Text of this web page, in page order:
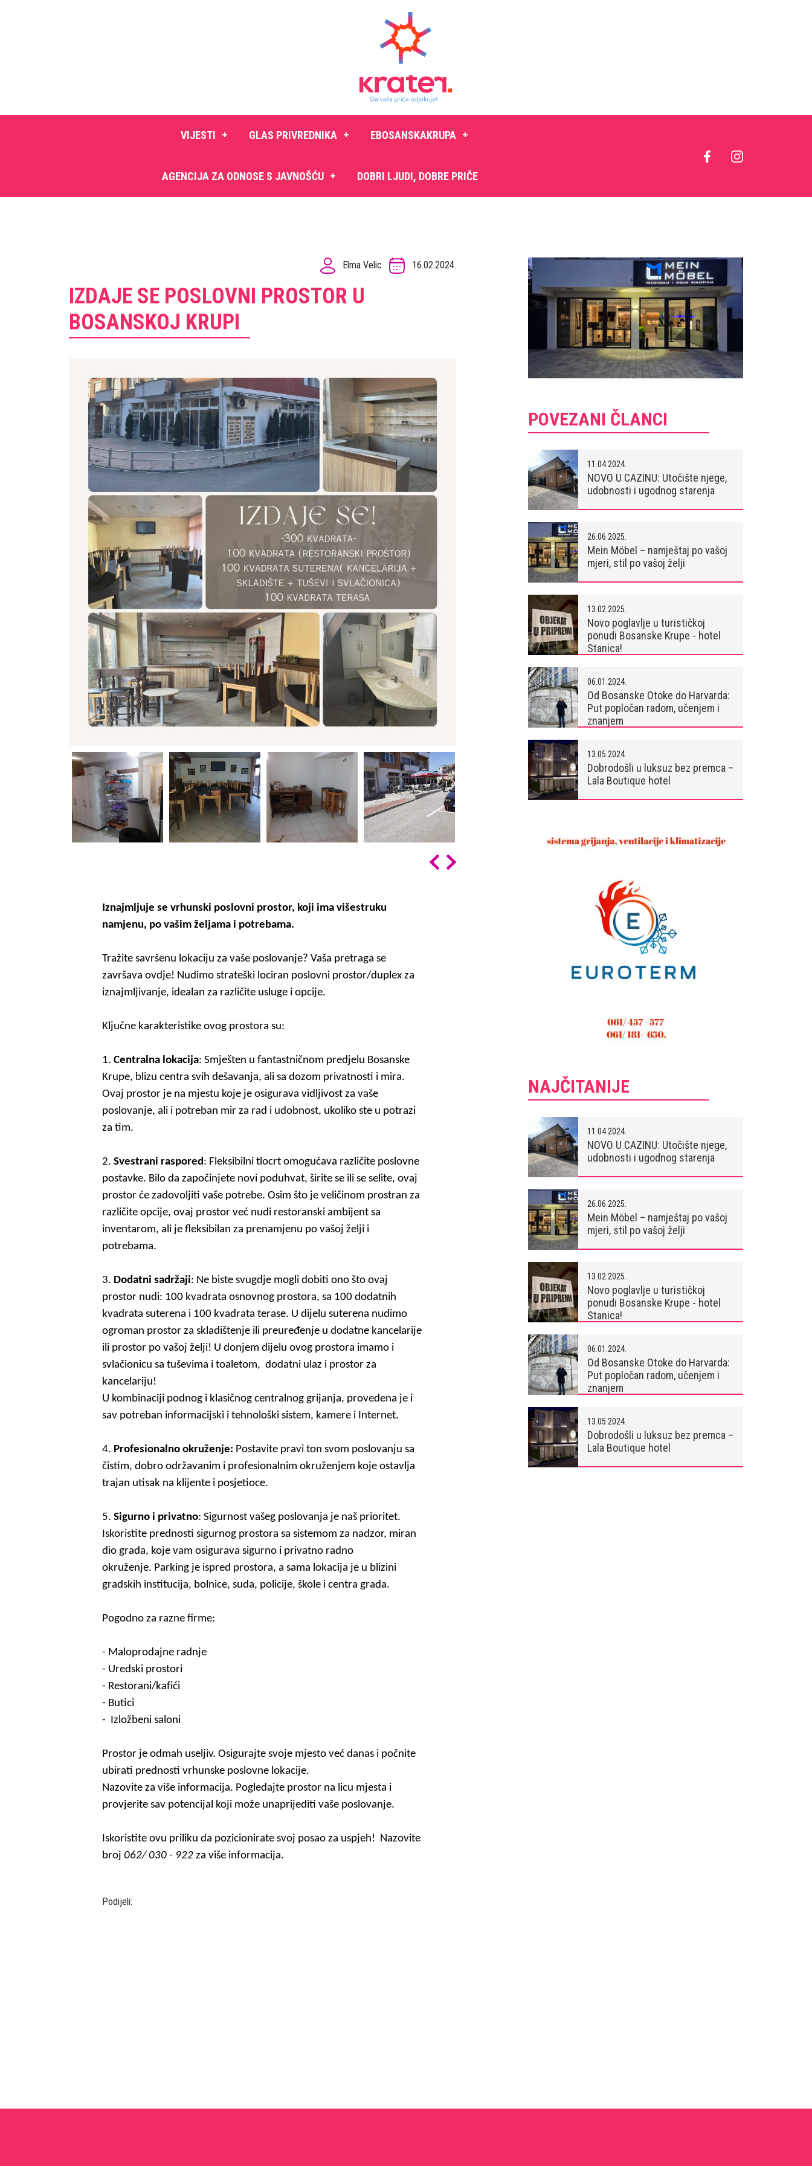
VIJESTI GLAS PRIVREDNIKA EBOSANSKAKRUPA
AGENCIJA ZA ODNOSE S JAVNOŠĆU DOBRI LJUDI, DOBRE PRIČE
Elma Velic 16.02.2024.
IZDAJE SE POSLOVNI PROSTOR U
BOSANSKOJ KRUPI
Iznajmljuje se vrhunski poslovni prostor, koji ima višestruku
namjenu, po vašim željama i potrebama.
Tražite savršenu lokaciju za vaše poslovanje? Vaša pretraga se
završava ovdje! Nudimo strateški lociran poslovni prostor/duplexza
iznajmljivanje, idealan za različite usluge i opcije.
Ključne karakteristike ovog prostora su:
1.Centralna lokacija: Smješten u fantastničnom predjelu Bosanske
Krupe, blizu centra svih dešavanja, ali sa dozom privatnosti i mira.
Ovaj prostor je na mjestu koje jeosigurava vidljivost za vaše
poslovanje, ali i potreban mir za rad i udobnost, ukoliko ste u potrazi
za tim.
2.Svestrani raspored: Fleksibilni tlocrt omogućava različite poslovne
postavke. Bilo da započinjete novi poduhvat, širite se ili se selite, ovaj
prostor će zadovoljiti vaše potrebe. Osim što je veličinom prostran za
različite opcije, ovaj prostor već nudi restoranski ambijent sa
inventarom, ali je fleksibilan za prenamjenu po vašoj želji i
potrebama.
3. Dodatni sadržaji: Ne biste svugdje mogli dobiti ono što ovaj
prostor nudi: 100 kvadrata osnovnog prostora, sa 100 dodatnih
kvadrata suterena i 100 kvadrata terase. U dijelu suterena nudimo
ogroman prostor za skladištenje ili preuređenje u dodatne kancelarije
ili prostor po vašoj želji! U donjem dijelu ovog prostora imamo i
svlačionicu sa tuševima i toaletom, dodatni ulaz i prostor za
kancelariju!
U kombinaciji podnog i klasičnog centralnog grijanja, provedena je i
sav potreban informacijski i tehnološki sistem, kamere i Internet.
4. Profesionalno okruženje: Postavite pravi ton svom poslovanju sa
čistim, dobro održavanim i profesionalnim okruženjem koje ostavlja
trajan utisak na klijente i posjetioce.
5.Sigurno i privatno: Sigurnost vašeg poslovanja je naš prioritet.
Iskoristite prednosti sigurnog prostora sa sistemom za nadzor, miran
dio grada, koje vam osigurava sigurno i privatno radno
okruženje. Parking je ispred prostora, a sama lokacija je u blizini
gradskih institucija, bolnice, suda, policije, škole i centra grada.
Pogodno za razne firme:
- Maloprodajne radnje
- Uredski prostori
- Restorani/kafići
- Butici
- Izložbeni saloni
Prostor je odmah useljiv. Osigurajte svoje mjesto već danas i počnite
ubirati prednosti vrhunske poslovne lokacije.
Nazovite za više informacija. Pogledajte prostor na licu mjesta i
provjerite sav potencijal koji može unaprijediti vaše poslovanje.
Iskoristite ovu priliku da pozicionirate svoj posao za uspjeh! Nazovite
broj062/ 030 - 922 za više informacija.
Podijeli:
POVEZANI ČLANCI
11.04.2024.
NOVO U CAZINU: Utočište njege,
udobnosti i ugodnog starenja
26.06.2025.
Mein Möbel – namještaj po vašoj
mjeri, stil po vašoj želji
13.02.2025.
Novo poglavlje u turističkoj
ponudi Bosanske Krupe - hotel
Stanica!
06.01.2024.
Od Bosanske Otoke do Harvarda:
Put popločan radom, učenjem i
znanjem
13.05.2024.
Dobrodošli u luksuz bez premca –
Lala Boutique hotel
NAJČITANIJE
11.04.2024.
NOVO U CAZINU: Utočište njege,
udobnosti i ugodnog starenja
26.06.2025.
Mein Möbel – namještaj po vašoj
mjeri, stil po vašoj želji
13.02.2025.
Novo poglavlje u turističkoj
ponudi Bosanske Krupe - hotel
Stanica!
06.01.2024.
Od Bosanske Otoke do Harvarda:
Put popločan radom, učenjem i
znanjem
13.05.2024.
Dobrodošli u luksuz bez premca –
Lala Boutique hotel